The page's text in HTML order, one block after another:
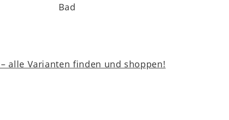
Bad
– alle Varianten finden und shoppen!